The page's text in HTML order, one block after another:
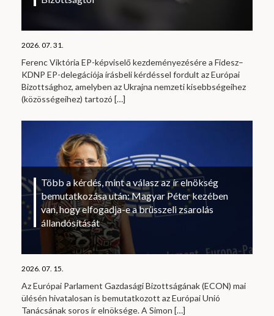
2026. 07. 31.
Ferenc Viktória EP-képviselő kezdeményezésére a Fidesz–
KDNP EP-delegációja írásbeli kérdéssel fordult az Európai
Bizottsághoz, amelyben az Ukrajna nemzeti kisebbségeihez
(közösségeihez) tartozó […]
Több a kérdés, mint a válasz az ír elnökség
bemutatkozása után: Magyar Péter kezében
van, hogy elfogadja-e a brüsszeli zsarolás
állandósítását
2026. 07. 15.
Az Európai Parlament Gazdasági Bizottságának (ECON) mai
ülésén hivatalosan is bemutatkozott az Európai Unió
Tanácsának soros ír elnöksége. A Simon […]